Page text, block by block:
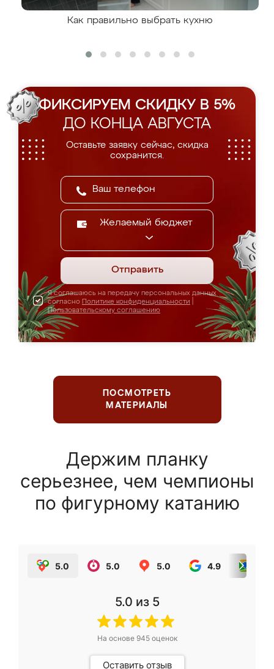
Как правильно выбрать кухню
ФИКСИРУЕМ СКИДКУ В 5%
ДО КОНЦА АВГУСТА
Оставьте заявку сейчас, скидка
сохранится.
Желаемый бюджет
Отправить
Я соглашаюсь на передачу персональных данных
согласно Политике конфиденциальности
Пользовательскому соглашению
ПОСМОТРЕТЬ
МАТЕРИАЛЫ
Держим планку
серьезнее, чем чемпионы
по фигурному катанию
5.0 5.0 5.0 4.9
5.0 из 5
На основе 945оценок
Оставить отзыв